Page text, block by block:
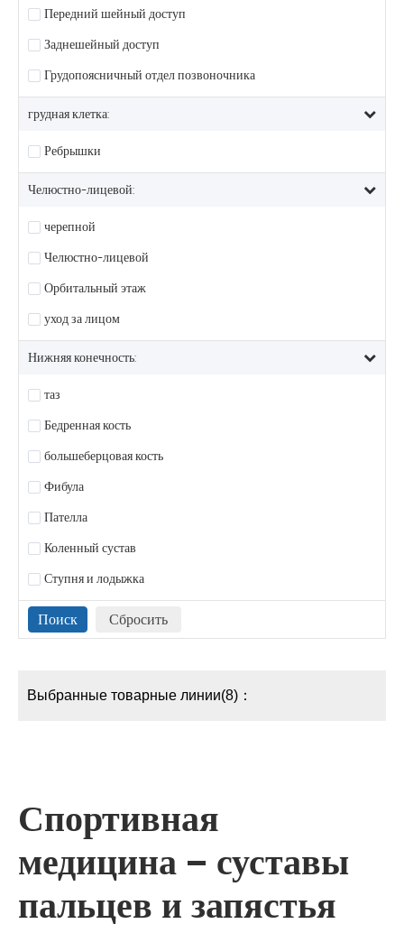
Передний шейный доступ
Заднешейный доступ
Грудопоясничный отдел позвоночника
грудная клетка:
Ребрышки
Челюстно-лицевой:
черепной
Челюстно-лицевой
Орбитальный этаж
уход за лицом
Нижняя конечность:
таз
Бедренная кость
большеберцовая кость
Фибула
Пателла
Коленный сустав
Ступня и лодыжка
Выбранные товарные линии(8)：
Спортивная
медицина – суставы
пальцев и запястья